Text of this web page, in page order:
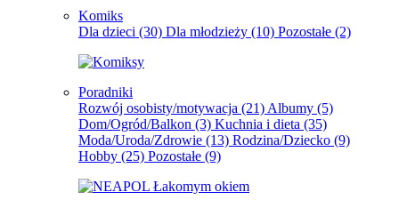
Komiks
Dla dzieci (30) Dla młodzieży (10) Pozostałe (2)
Poradniki
Rozwój osobisty/motywacja (21) Albumy (5)
Dom/Ogród/Balkon (3) Kuchnia i dieta (35)
Moda/Uroda/Zdrowie (13) Rodzina/Dziecko (9)
Hobby (25) Pozostałe (9)